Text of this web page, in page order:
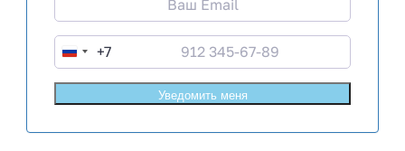
R
u
s
+7